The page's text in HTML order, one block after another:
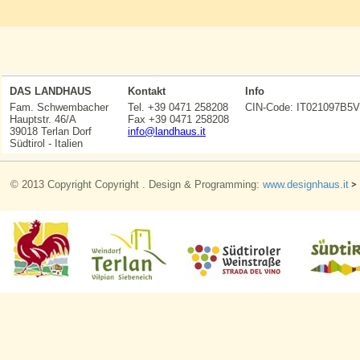
DAS LANDHAUS
Fam. Schwembacher
Hauptstr. 46/A
39018 Terlan Dorf
Südtirol - Italien
Kontakt
Tel. +39 0471 258208
Fax +39 0471 258208
info@landhaus.it
Info
CIN-Code:
© 2013 Copyright Copyright . Design & Programming: www.designhaus.it